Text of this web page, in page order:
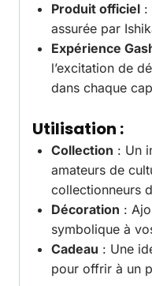
Produit officiel :
assurée par
Expérience
l’excitation de
dans chaque
Utilisation :
Collection : Un
amateurs de
collectionneurs
Décoration :
symbolique à
Cadeau : Une
pour offrir à un